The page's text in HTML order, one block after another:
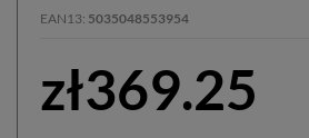
EAN13 5035048553954
zł369.25